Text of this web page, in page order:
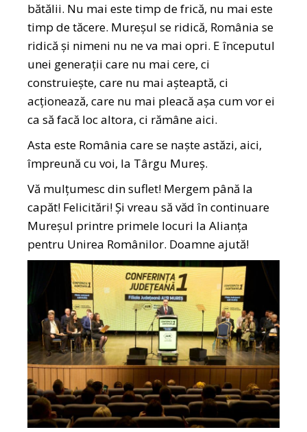
bătălii. Nu mai este timp de frică, nu mai este
timp de tăcere. Mureșul se ridică, România se
ridică și nimeni nu ne va mai opri. E începutul
unei generații care nu mai cere, ci
construiește, care nu mai așteaptă, ci
acționează, care nu mai pleacă așa cum vor ei
ca să facă loc altora, ci rămâne aici.
Asta este România care se naște astăzi, aici,
împreună cu voi, la Târgu Mureș.
Vă mulțumesc din suflet! Mergem până la
capăt! Felicitări! Și vreau să văd în continuare
Mureșul printre primele locuri la Alianța
pentru Unirea Românilor. Doamne ajută!